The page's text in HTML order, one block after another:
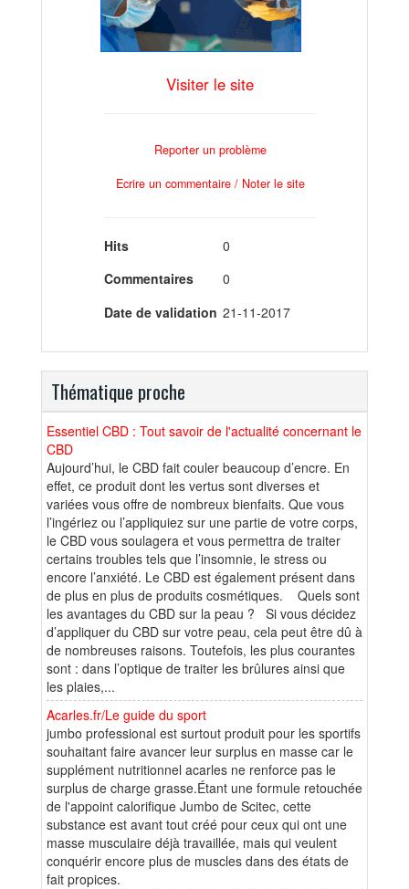
Visiter le site
Reporter un problème
Ecrire un commentaire / Noter le site
Hits
0
Commentaires
0
Date de validation 21-11-2017
Thématique proche
Essentiel CBD : Tout savoir de l'actualité concernant le
CBD
Aujourd’hui, le CBD fait couler beaucoup d’encre. En
effet, ce produit dont les vertus sont diverses et
variées vous offre de nombreux bienfaits. Que vous
l’ingériez ou l’appliquiez sur une partie de votre corps,
le CBD vous soulagera et vous permettra de traiter
certains troubles tels que l’insomnie, le stress ou
encore l’anxiété. Le CBD est également présent dans
de plus en plus de produits cosmétiques. Quels sont
les avantages du CBD sur la peau ? Si vous décidez
d’appliquer du CBD sur votre peau, cela peut être dû à
de nombreuses raisons. Toutefois, les plus courantes
sont : dans l’optique de traiter les brûlures ainsi que
les plaies,...
Acarles.fr/Le guide du sport
jumbo professional est surtout produit pour les sportifs
souhaitant faire avancer leur surplus en masse car le
supplément nutritionnel acarles ne renforce pas le
surplus de charge grasse.Étant une formule retouchée
de l'appoint calorifique Jumbo de Scitec, cette
substance est avant tout créé pour ceux qui ont une
masse musculaire déjà travaillée, mais qui veulent
conquérir encore plus de muscles dans des états de
fait propices.